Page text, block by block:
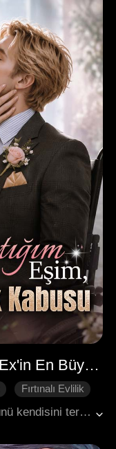
Rastgele Tanıştığım Eşim, Ex'in En Büyük Kabusu
Fırtınalı Evlilik
Joanna, nişanlısı John'un düğün günü kendisini terk edip ilk aşkı Lily'ye dönmesiyle herkesin gözü önünde rezil oldu. Kalbi kırık ve öfke dolu bir halde, tekerlekli sandalyeye bağlı bir milyarder olan ve kendisi de terk edilmiş olan Alexander ile karşılaştı ve anında bir evlilik teklifinde bulundu. Düğünden sonra, Joanna bir zamanlar John ile paylaştığı eve geri döndü, Lily'nin oyunlarını bozdu ve LU isimli prestijli tasarım firmasında çalışmaya başladı. Ancak burada sürekli Lily'nin sabotaj girişimleriyle karşılaşsa da doğal yeteneğiyle her mücadeleyi kazandı. Bu sırada Alexander, gölgelerden onu sessizce koruyarak LU'nun perde arkasındaki gücü olduğunu gösterdi. Joanna sonunda onun gerçek kimliğini ortaya çıkardığında, sözleşmeli evlilikleri gerçek aşka dönüştü ve birlikte tüm düşmanlarını alt edip çifte zafer kazandılar.